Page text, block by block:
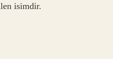
isimdir.